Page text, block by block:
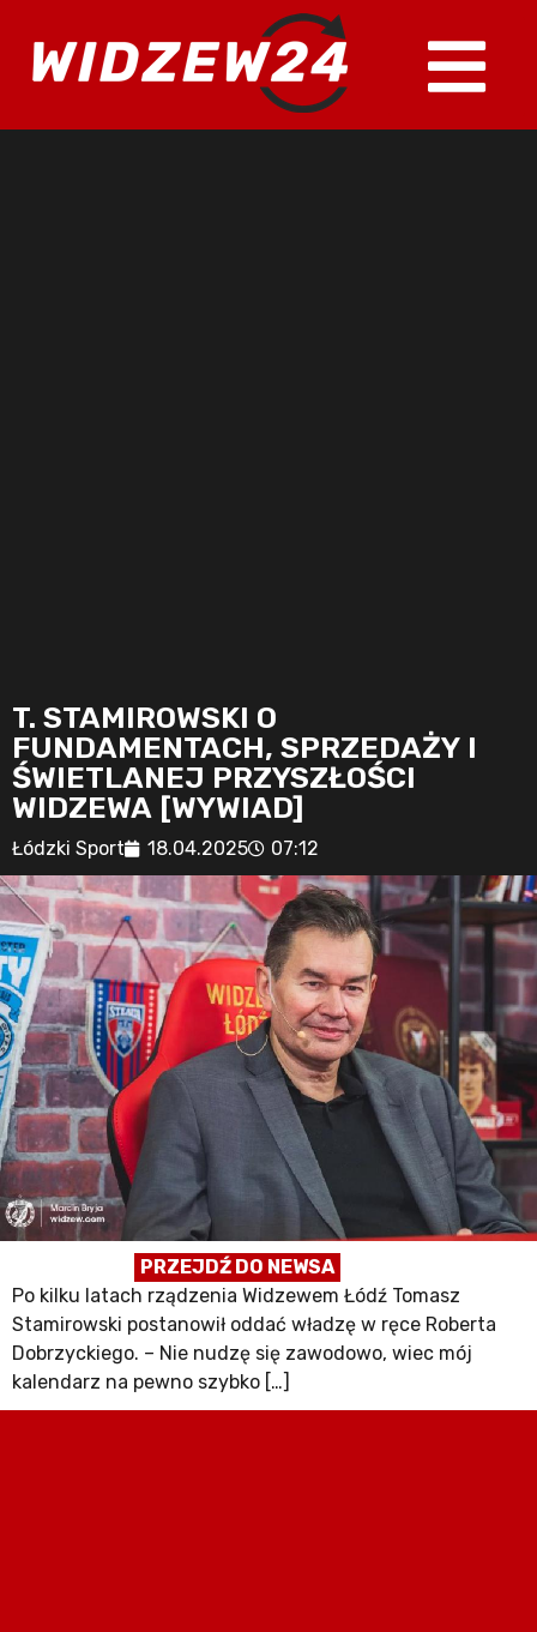
T. STAMIROWSKI O
FUNDAMENTACH, SPRZEDAŻY I
ŚWIETLANEJ PRZYSZŁOŚCI
WIDZEWA [WYWIAD]
Łódzki Sport 18.04.2025 07:12
PRZEJDŹ DO NEWSA
Po kilku latach rządzenia Widzewem Łódź Tomasz
Stamirowski postanowił oddać władzę w ręce Roberta
Dobrzyckiego. – Nie nudzę się zawodowo, wiec mój
kalendarz na pewno szybko […]